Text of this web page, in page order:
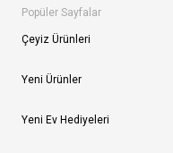
Popüler Sayfalar
Çeyiz Ürünleri
Yeni Ürünler
Yeni Ev Hediyeleri